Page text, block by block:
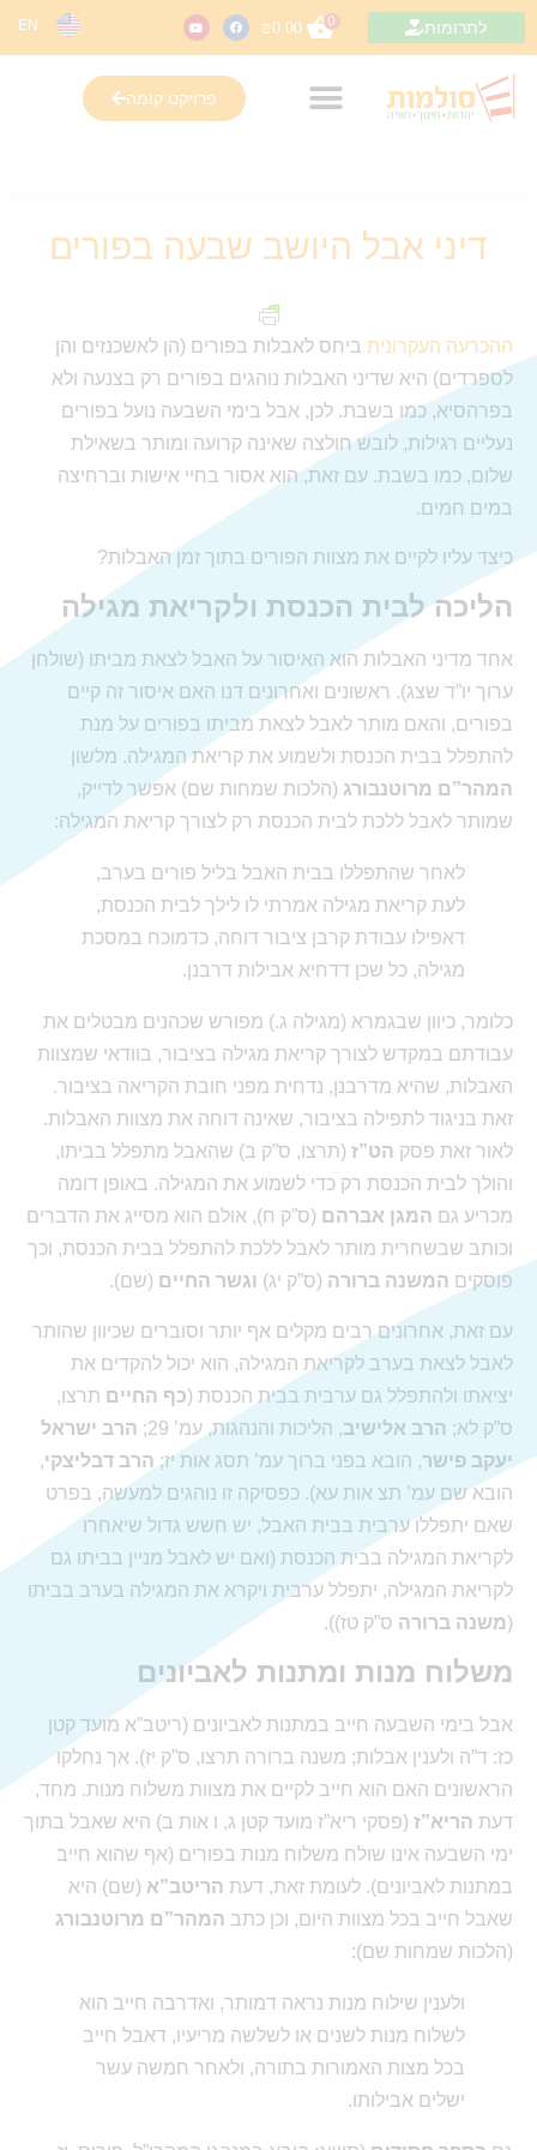
לתרומות 0
₪0.00
EN
פרויקט קומה
דיני אבל היושב שבעה בפורים
ההכרעה העקרונית ביחס לאבלות בפורים (הן לאשכנזים והן
לספרדים) היא שדיני האבלות נוהגים בפורים רק בצנעה ולא
בפרהסיא, כמו בשבת. לכן, אבל בימי השבעה נועל בפורים
נעליים רגילות, לובש חולצה שאינה קרועה ומותר בשאילת
שלום, כמו בשבת. עם זאת, הוא אסור בחיי אישות וברחיצה
במים חמים.
כיצד עליו לקיים את מצוות הפורים בתוך זמן האבלות?
הליכה לבית הכנסת ולקריאת מגילה
אחד מדיני האבלות הוא האיסור על האבל לצאת מביתו (שולחן
ערוך יו”ד שצג). ראשונים ואחרונים דנו האם איסור זה קיים
בפורים, והאם מותר לאבל לצאת מביתו בפורים על מנת
להתפלל בבית הכנסת ולשמוע את קריאת המגילה. מלשון
המהר”ם מרוטנבורג (הלכות שמחות שם) אפשר לדייק,
שמותר לאבל ללכת לבית הכנסת רק לצורך קריאת המגילה:
לאחר שהתפללו בבית האבל בליל פורים בערב,
לעת קריאת מגילה אמרתי לו לילך לבית הכנסת,
דאפילו עבודת קרבן ציבור דוחה, כדמוכח במסכת
מגילה, כל שכן דדחיא אבילות דרבנן.
כלומר, כיוון שבגמרא (מגילה ג.) מפורש שכהנים מבטלים את
עבודתם במקדש לצורך קריאת מגילה בציבור, בוודאי שמצוות
האבלות, שהיא מדרבנן, נדחית מפני חובת הקריאה בציבור.
זאת בניגוד לתפילה בציבור, שאינה דוחה את מצוות האבלות.
לאור זאת פסק הט”ז (תרצו, ס”ק ב) שהאבל מתפלל בביתו,
והולך לבית הכנסת רק כדי לשמוע את המגילה. באופן דומה
מכריע גם המגן אברהם (ס”ק ח), אולם הוא מסייג את הדברים
וכותב שבשחרית מותר לאבל ללכת להתפלל בבית הכנסת, וכך
פוסקים המשנה ברורה (ס”ק יג) וגשר החיים (שם).
עם זאת, אחרונים רבים מקלים אף יותר וסוברים שכיוון שהותר
לאבל לצאת בערב לקריאת המגילה, הוא יכול להקדים את
יציאתו ולהתפלל גם ערבית בבית הכנסת (כף החיים תרצו,
ס”ק לא; הרב אלישיב, הליכות והנהגות, עמ’ 29;
הרב ישראל
יעקב פישר, הובא בפני ברוך עמ’ תסג אות יז; הרב דבליצקי,
הובא שם עמ’ תצ אות עא). כפסיקה זו נוהגים למעשה, בפרט
שאם יתפללו ערבית בבית האבל, יש חשש גדול שיאחרו
לקריאת המגילה בבית הכנסת (ואם יש לאבל מניין בביתו גם
לקריאת המגילה, יתפלל ערבית ויקרא את המגילה בערב בביתו
(משנה ברורה ס”ק טז)).
משלוח מנות ומתנות לאביונים
אבל בימי השבעה חייב במתנות לאביונים (ריטב”א מועד קטן
כז: ד”ה ולענין אבלות; משנה ברורה תרצו, ס”ק יז). אך נחלקו
הראשונים האם הוא חייב לקיים את מצוות משלוח מנות. מחד,
דעת הריא”ז (פסקי ריא”ז מועד קטן ג, ו אות ב) היא שאבל בתוך
ימי השבעה אינו שולח משלוח מנות בפורים (אף שהוא חייב
במתנות לאביונים). לעומת זאת, דעת הריטב”א (שם) היא
שאבל חייב בכל מצוות היום, וכן כתב המהר”ם מרוטנבורג
(הלכות שמחות שם):
ולענין שילוח מנות נראה דמותר, ואדרבה חייב הוא
לשלוח מנות לשנים או לשלשה מריעיו, דאבל חייב
בכל מצות האמורות בתורה, ולאחר חמשה עשר
ישלים אבילותו.